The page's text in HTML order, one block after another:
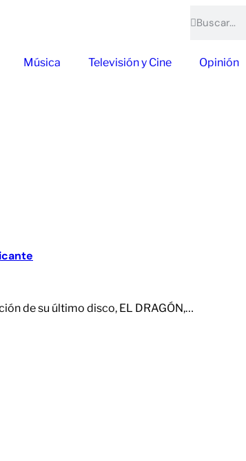
Música Televisión y Cine Opinión
de su último disco, EL DRAGÓN,…